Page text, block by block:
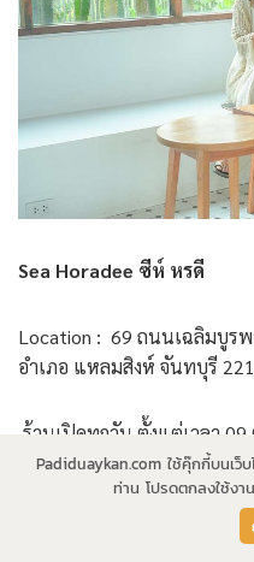
Sea Horadee ซีห์ หรดี
Location : 69 ถนนเฉลิมบูร
อำเภอ แหลมสิงห์ จันทบุรี
ร้านเปิดทุกวัน ตั้งแต่เวลา
โทร 099 415 9661
Padiduaykan.com ใช้คุ๊กกี้บนเว็
ท่าน โปรดตกลงใช้งา